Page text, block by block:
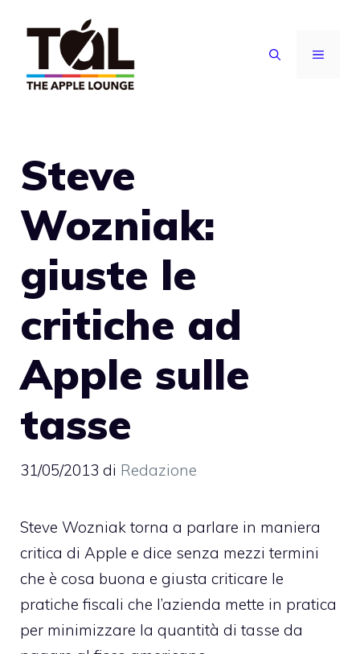
contenuto
MENU
Steve
Wozniak:
giuste le
critiche ad
Apple sulle
tasse
31/05/2013 di Redazione
Steve Wozniak torna a parlare in maniera
critica di Apple e dice senza mezzi termini
che è cosa buona e giusta criticare le
pratiche fiscali che l’azienda mette in pratica
per minimizzare la quantità di tasse da